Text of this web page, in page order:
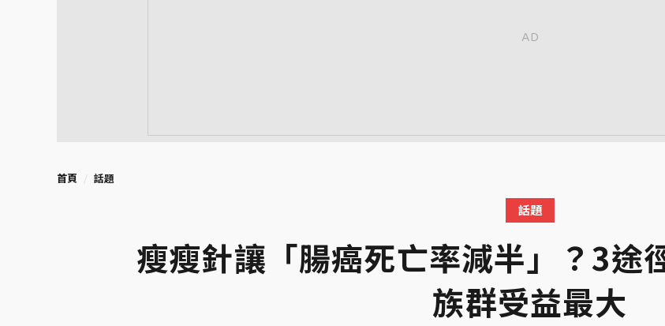
首頁 話題
話題
瘦瘦針讓「腸癌死亡率減半」？3途
族群受益最大